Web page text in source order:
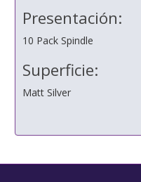
Presentación:
10 Pack Spindle
Superficie:
Matt Silver